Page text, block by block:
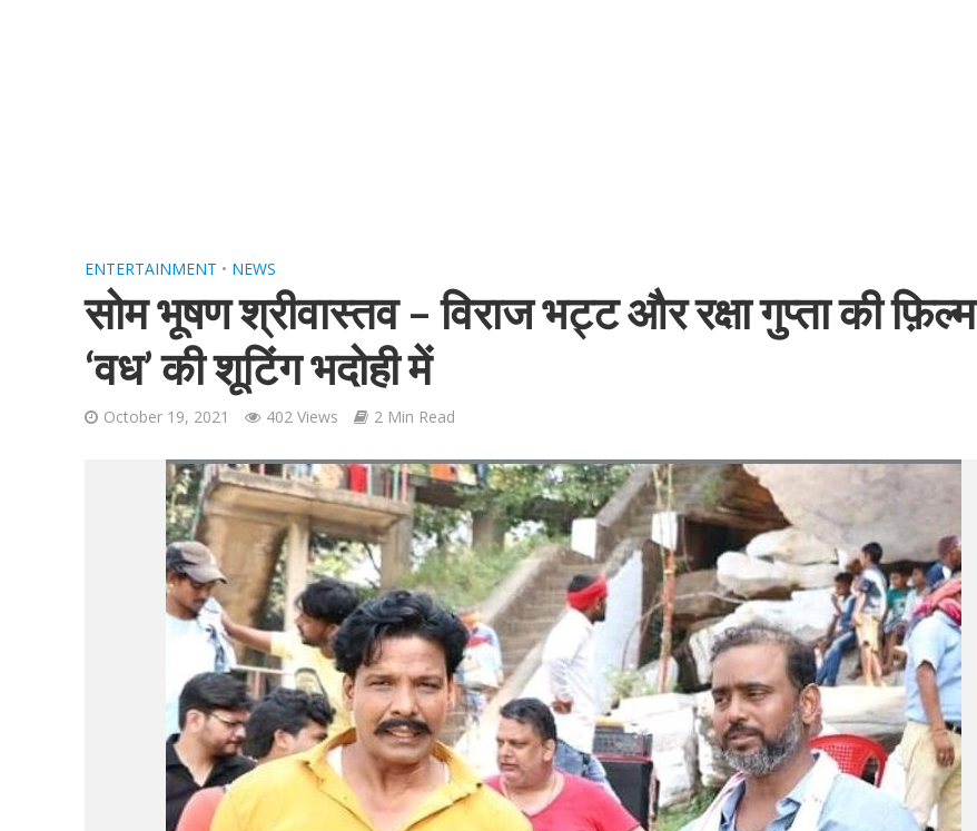
पवन सिंह का बॉलीवुड में महाधमाका, ‘सिर्फ आपके’ की शूटिंग लखनऊ और भोपाल में हुई पूरी”
ENTERTAINMENT • NEWS
सोम भूषण श्रीवास्तव – विराज भट्ट और रक्षा गुप्ता की फ़िल्म
‘वध’ की शूटिंग भदोही में
October 19, 2021 402 Views 2 Min Read